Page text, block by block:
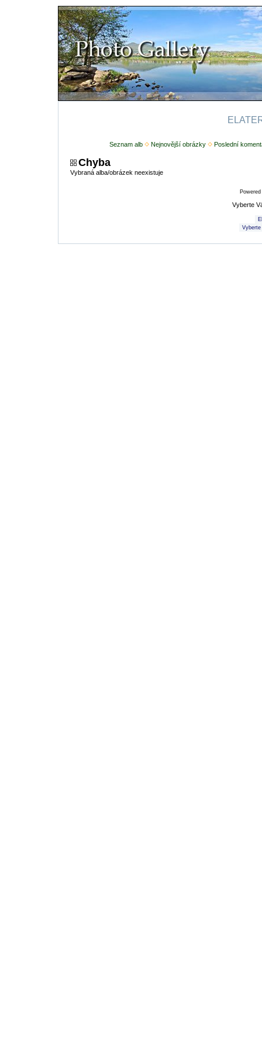
Seznam alb Nejnovější obrázky Poslední
Chyba
Vybraná alba/obrázek neexistuje
Vyberte